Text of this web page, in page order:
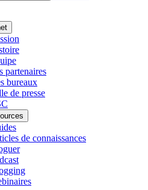
partenaires
bureaux
de presse
de connaissances